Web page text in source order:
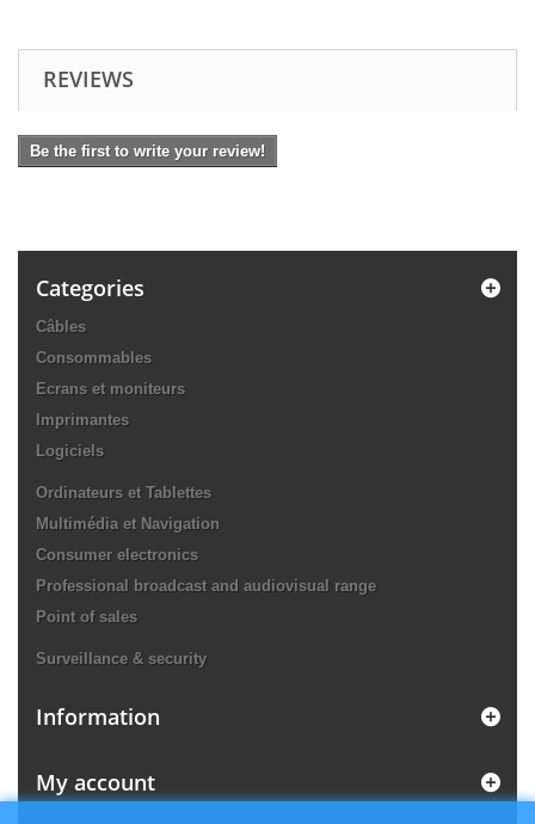
REVIEWS
Be the first to write your review!
Categories
Câbles
Consommables
Ecrans et moniteurs
Imprimantes
Logiciels
Ordinateurs et Tablettes
Multimédia et Navigation
Consumer electronics
Professional broadcast and audiovisual range
Point of sales
Surveillance & security
Information
My account